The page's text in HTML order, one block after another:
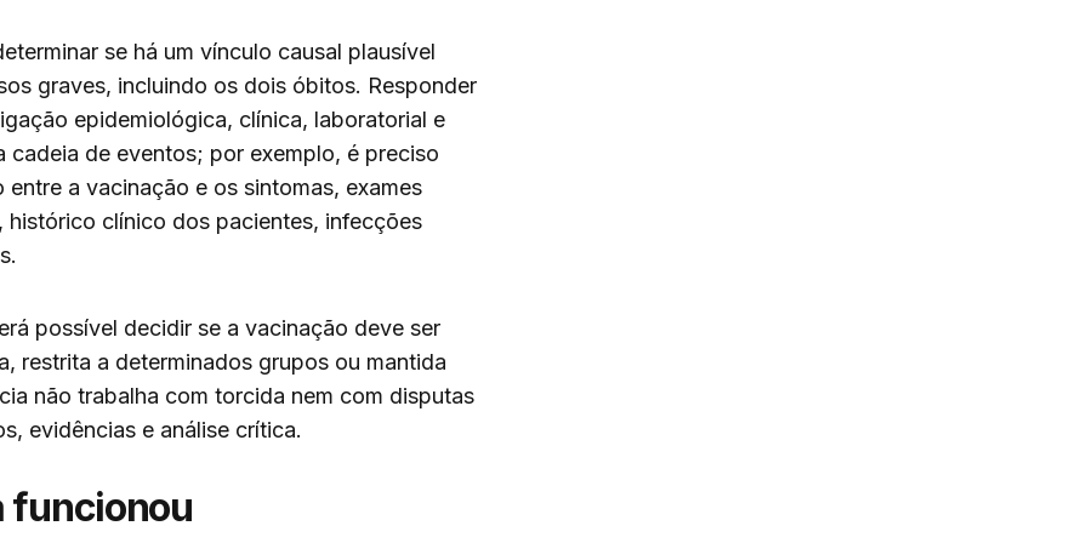
se há um vínculo causal plausível
graves, incluindo os dois óbitos. Responder
epidemiológica, clínica, laboratorial e
cadeia de eventos; por exemplo, é preciso
a vacinação e os sintomas, exames
clínico dos pacientes, infecções
possível decidir se a vacinação deve ser
restrita a determinados grupos ou mantida
não trabalha com torcida nem com disputas
evidências e análise crítica.
funcionou